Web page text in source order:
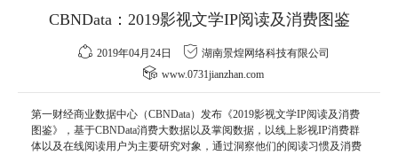
CBNData：2019影视文学IP阅读及消费图鉴
2019年04月24日
湖南景煌网络科技有限公司
www.0731jianzhan.com
第一财经商业数据中心（CBNData）发布《2019影视文学IP阅读及消费
图鉴》，基于CBNData消费大数据以及掌阅数据，以线上影视IP消费群
体以及在线阅读用户为主要研究对象，通过洞察他们的阅读习惯及消费